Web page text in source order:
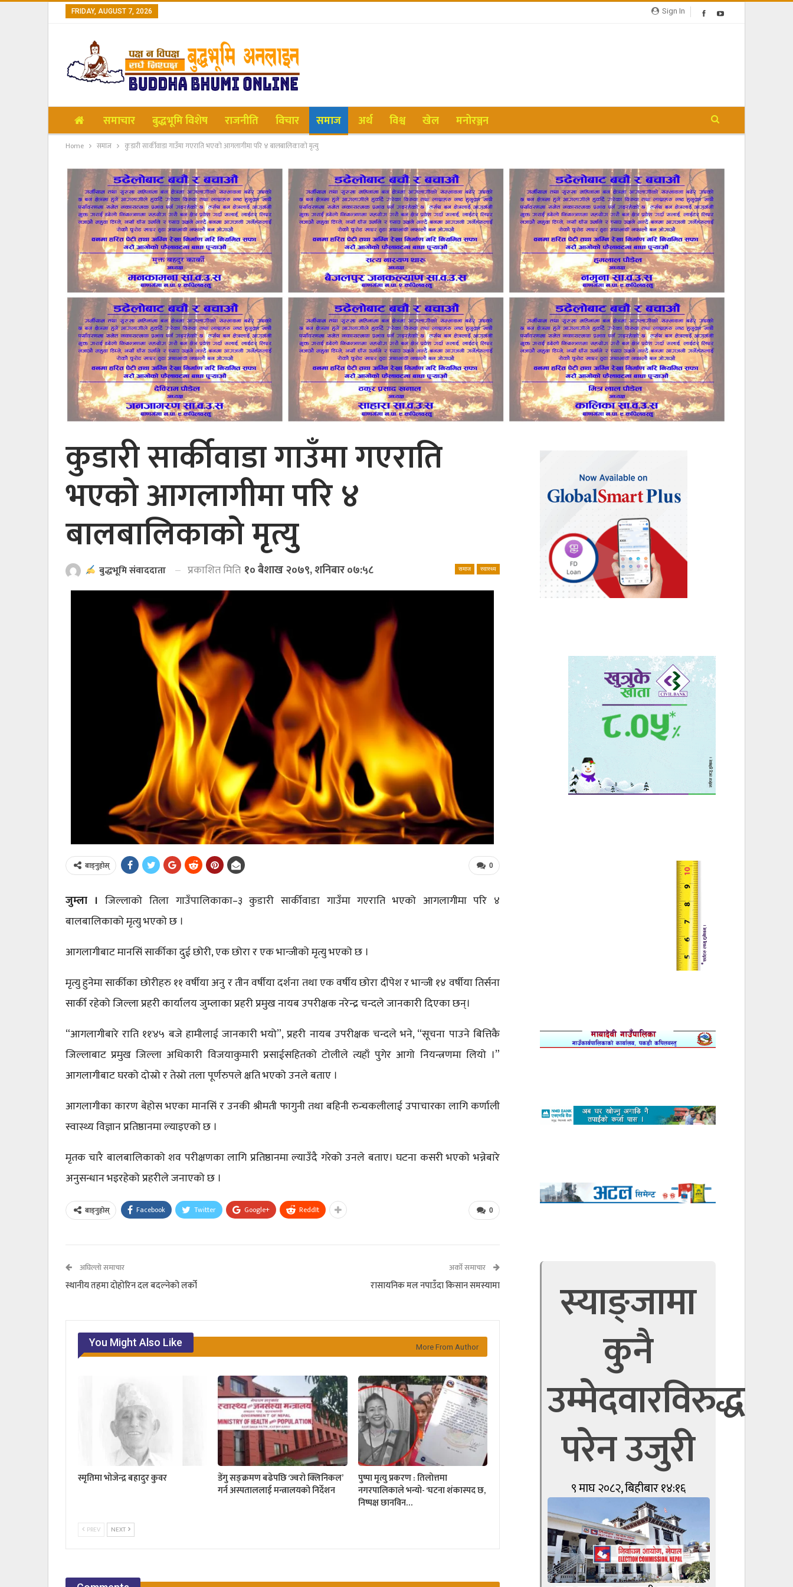
Sign In
FRIDAY, AUGUST 7, 2026
समाचार बुद्धभूमि विशेष राजनीति विचार समाज अर्थ विश्व खेल मनोरञ्जन
Home समाज कुडारी सार्कीवाडा गाउँमा गएराति भएको आगलागीमा परि ४ बालबालिकाको मृत्यु
कुडारी सार्कीवाडा गाउँमा गएराति
भएको आगलागीमा परि ४
बालबालिकाको मृत्यु
समाज स्वास्थ्य
बुद्धभूमि संवाददाता प्रकाशित मिति १० बैशाख २०७९, शनिबार ०७:५८
0
बाड्नुहोस्
जुम्ला । जिल्लाको तिला गाउँपालिकाका–३ कुडारी सार्कीवाडा गाउँमा गएराति भएको आगलागीमा परि ४
बालबालिकाको मृत्यु भएको छ ।
आगलागीबाट मानसिं सार्कीका दुई छोरी, एक छोरा र एक भान्जीको मृत्यु भएको छ ।
मृत्यु हुनेमा सार्कीका छोरीहरु ११ वर्षीया अनु र तीन वर्षीया दर्शना तथा एक वर्षीय छोरा दीपेश र भान्जी १४ वर्षीया तिर्सना
सार्की रहेको जिल्ला प्रहरी कार्यालय जुम्लाका प्रहरी प्रमुख नायब उपरीक्षक नरेन्द्र चन्दले जानकारी दिएका छन्।
“आगलागीबारे राति ११ः४५ बजे हामीलाई जानकारी भयो”, प्रहरी नायब उपरीक्षक चन्दले भने, “सूचना पाउने बित्तिकै
जिल्लाबाट प्रमुख जिल्ला अधिकारी विजयाकुमारी प्रसाईसहितको टोलीले त्यहाँ पुगेर आगो नियन्त्रणमा लियो ।”
आगलागीबाट घरको दोस्रो र तेस्रो तला पूर्णरुपले क्षति भएको उनले बताए ।
आगलागीका कारण बेहोस भएका मानसिं र उनकी श्रीमती फागुनी तथा बहिनी रुन्चकलीलाई उपाचारका लागि कर्णाली
स्वास्थ्य विज्ञान प्रतिष्ठानमा ल्याइएको छ ।
मृतक चारै बालबालिकाको शव परीक्षणका लागि प्रतिष्ठानमा ल्याउँदै गरेको उनले बताए। घटना कसरी भएको भन्नेबारे
अनुसन्धान भइरहेको प्रहरीले जनाएको छ ।
0
बाड्नुहोस् Facebook Twitter Google+ ReddIt
अघिल्लो समाचार
स्थानीय तहमा दोहोरिन दल बदल्नेको लर्को
अर्को समाचार
रासायनिक मल नपाउँदा किसान समस्यामा
You Might Also Like More From Author
स्मृतिमा भोजेन्द्र बहादुर कुवर
डेंगु सङ्क्रमण बढेपछि ‘ज्वरो क्लिनिकल’
गर्न अस्पताललाई मन्त्रालयको निर्देशन
पुष्पा मृत्यु प्रकरण : तिलोत्तमा
नगरपालिकाले भन्यो- ‘घटना शंकास्पद छ,
निष्पक्ष छानविन…
PREV NEXT
स्याङ्जामा
कुनै
उम्मेदवारविरुद्ध
परेन उजुरी
९ माघ २०८२, बिहीबार १४:१६